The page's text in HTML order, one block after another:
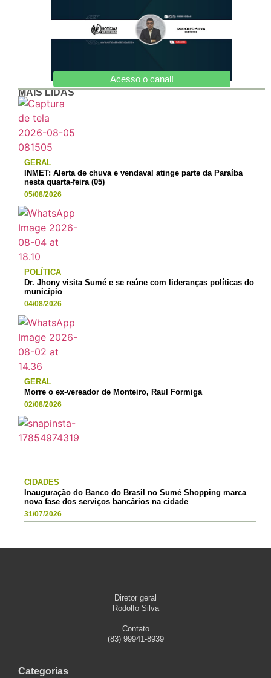
Acesso o canal!
MAIS LIDAS
GERAL
INMET: Alerta de chuva e vendaval atinge parte da Paraíba
nesta quarta-feira (05)
05/08/2026
POLÍTICA
Dr. Jhony visita Sumé e se reúne com lideranças políticas do
município
04/08/2026
GERAL
Morre o ex-vereador de Monteiro, Raul Formiga
02/08/2026
CIDADES
Inauguração do Banco do Brasil no Sumé Shopping marca
nova fase dos serviços bancários na cidade
31/07/2026
Diretor geral
Rodolfo Silva
Contato
(83) 99941-8939
Categorias